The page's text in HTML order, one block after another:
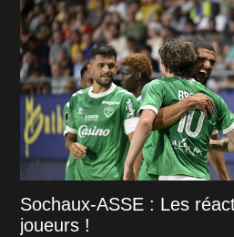
Sochaux-ASSE : Les
joueurs !